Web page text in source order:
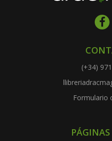
(+34)
Formulario